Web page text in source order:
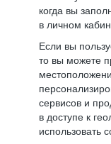
когда вы
в личном
Если вы
то вы можете
сервисов и
в доступе к
использовать